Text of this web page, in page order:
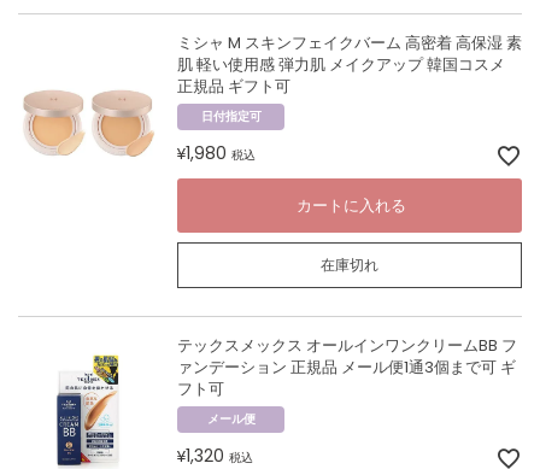
ミシャ M スキンフェイクバーム 高密着 高保湿 素
肌 軽い使用感 弾力肌 メイクアップ 韓国コスメ
正規品 ギフト可
日付指定可
¥1,980 税込
カートに入れる
在庫切れ
テックスメックス オールインワンクリームBB フ
ァンデーション 正規品 メール便1通3個まで可 ギ
フト可
メール便
¥1,320 税込